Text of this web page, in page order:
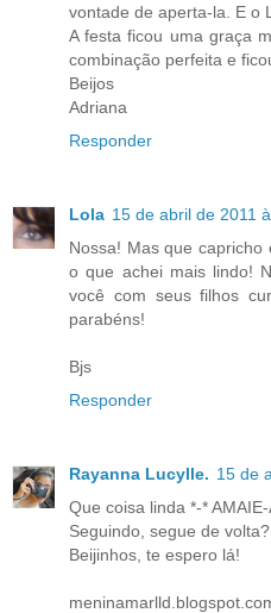
vontade de aperta-la. E o
A festa ficou uma graça
combinação perfeita e
Beijos
Adriana
Responder
Lola 15 de abril de 2011
Nossa! Mas que
o que achei mais lindo!
você com seus filhos
parabéns!
Bjs
Responder
Rayanna Lucylle. 15 de
Que coisa linda *-*
Seguindo, segue de volta?
Beijinhos, te espero lá!